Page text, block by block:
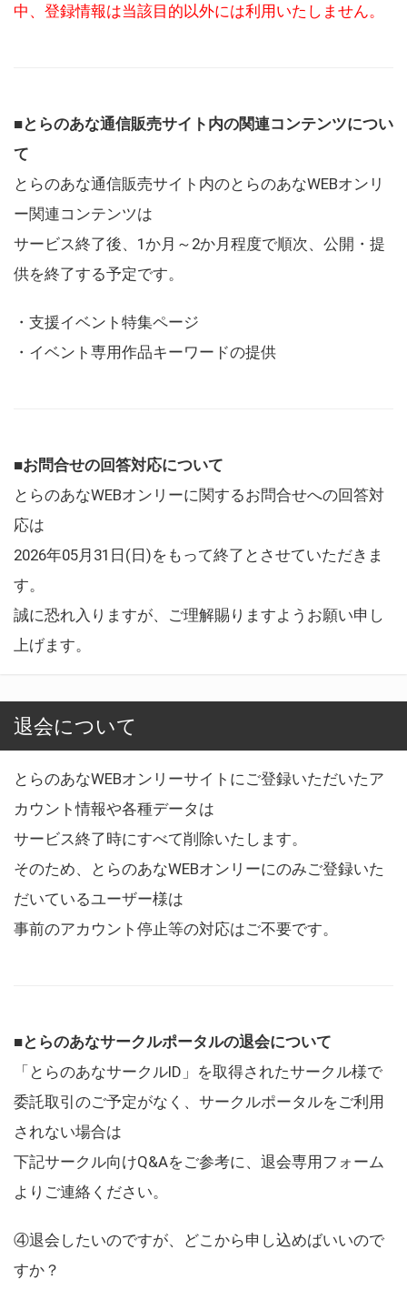
中、登録情報は当該目的以外には利用いたしません。
■とらのあな通信販売サイト内の関連コンテンツについ
て
とらのあな通信販売サイト内のとらのあなWEBオンリ
ー関連コンテンツは
サービス終了後、1か月～2か月程度で順次、公開・提
供を終了する予定です。
・支援イベント特集ページ
・イベント専用作品キーワードの提供
■お問合せの回答対応について
とらのあなWEBオンリーに関するお問合せへの回答対
応は
2026年05月31日(日)をもって終了とさせていただきま
す。
誠に恐れ入りますが、ご理解賜りますようお願い申し
上げます。
退会について
とらのあなWEBオンリーサイトにご登録いただいたア
カウント情報や各種データは
サービス終了時にすべて削除いたします。
そのため、とらのあなWEBオンリーにのみご登録いた
だいているユーザー様は
事前のアカウント停止等の対応はご不要です。
■とらのあなサークルポータルの退会について
「とらのあなサークルID」を取得されたサークル様で
委託取引のご予定がなく、サークルポータルをご利用
されない場合は
下記サークル向けQ&Aをご参考に、退会専用フォーム
よりご連絡ください。
④退会したいのですが、どこから申し込めばいいので
すか？